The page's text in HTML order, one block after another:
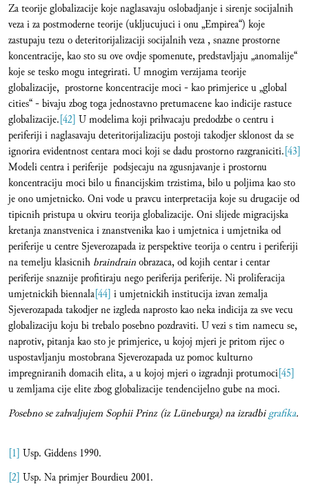
Za teorije globalizacije koje naglasavaju oslobadjanje i sirenje socijalnih
veza i za postmoderne teorije (ukljucujuci i onu „Empirea“) koje
zastupaju tezu o deteritorijalizaciji socijalnih veza , snazne prostorne
koncentracije, kao sto su ove ovdje spomenute, predstavljaju „anomalije“
koje se tesko mogu integrirati. U mnogim verzijama teorije
globalizacije, prostorne koncentracije moci - kao primjerice u „global
cities“ - bivaju zbog toga jednostavno pretumacene kao indicije rastuce
globalizacije.[42] U modelima koji prihvacaju predodzbe o centru i
periferiji i naglasavaju deteritorijalizaciju postoji takodjer sklonost da se
ignorira evidentnost centara moci koji se dadu prostorno razgraniciti.[43]
Modeli centra i periferije podsjecaju na zgusnjavanje i prostornu
koncentraciju moci bilo u financijskim trzistima, bilo u poljima kao sto
je ono umjetnicko. Oni vode u pravcu interpretacija koje su drugacije od
tipicnih pristupa u okviru teorija globalizacije. Oni slijede migracijska
kretanja znanstvenica i znanstvenika kao i umjetnica i umjetnika od
periferije u centre Sjeverozapada iz perspektive teorija o centru i periferiji
na temelju klasicnih braindrainobrazaca, od kojih centar i centar
periferije snaznije profitiraju nego periferija periferije. Ni proliferacija
umjetnickih biennala[44] i umjetnickih institucija izvan zemalja
Sjeverozapada takodjer ne izgleda naprosto kao neka indicija za sve vecu
globalizaciju koju bi trebalo posebno pozdraviti. U vezi s tim namecu se,
naprotiv, pitanja kao sto je primjerice, u kojoj mjeri je pritom rijec o
uspostavljanju mostobrana Sjeverozapada uz pomoc kulturno
impregniranih domacih elita, a u kojoj mjeri o izgradnji protumoci[45]
u zemljama cije elite zbog globalizacije tendencijelno gube na moci.
Posebno se zahvaljujem Sophii Prinz (iz Lüneburga) na izradbigrafika.
[1] Usp. Giddens 1990.
[2] Usp. Na primjer Bourdieu 2001.